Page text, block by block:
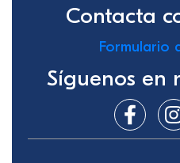
Contacta
Formulario
Síguenos en